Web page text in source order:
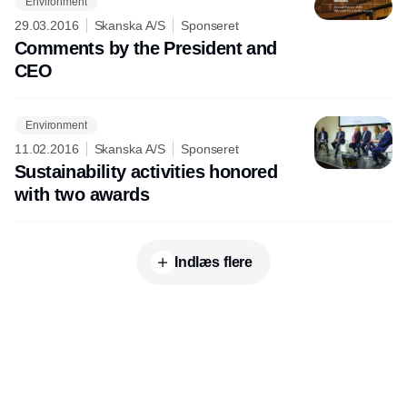
29.03.2016 Skanska A/S Sponseret
Comments by the President and
CEO
Environment
11.02.2016 Skanska A/S Sponseret
Sustainability activities honored
with two awards
Indlæs flere